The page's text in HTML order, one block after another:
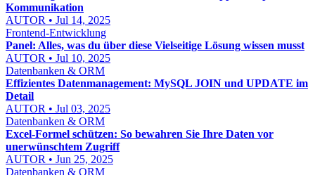
Kommunikation
AUTOR • Jul 14, 2025
Frontend-Entwicklung
Panel: Alles, was du über diese Vielseitige Lösung wissen musst
AUTOR • Jul 10, 2025
Datenbanken & ORM
Effizientes Datenmanagement: MySQL JOIN und UPDATE im
Detail
AUTOR • Jul 03, 2025
Datenbanken & ORM
Excel-Formel schützen: So bewahren Sie Ihre Daten vor
unerwünschtem Zugriff
AUTOR • Jun 25, 2025
Datenbanken & ORM